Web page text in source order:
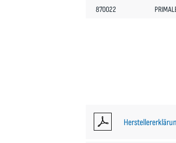
870022